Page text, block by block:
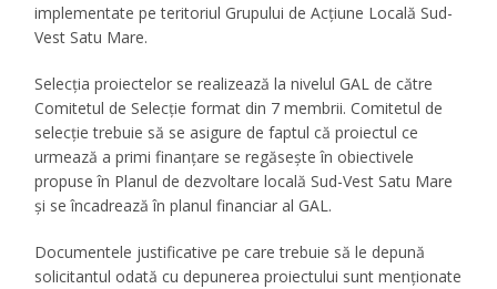
implementate pe teritoriul Grupului de Acțiune Locală Sud-
Vest Satu Mare.
Selecția proiectelor se realizează la nivelul GAL de către
Comitetul de Selecție format din 7 membrii. Comitetul de
selecție trebuie să se asigure de faptul că proiectul ce
urmează a primi finanțare se regăsește în obiectivele
propuse în Planul de dezvoltare locală Sud-Vest Satu Mare
și se încadrează în planul financiar al GAL.
Documentele justificative pe care trebuie să le depună
solicitantul odată cu depunerea proiectului sunt menționate